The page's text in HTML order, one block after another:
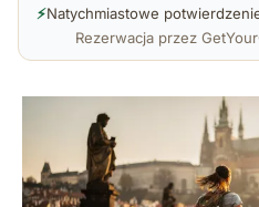
⚡Natychmiastowe
Rezerwacja przez